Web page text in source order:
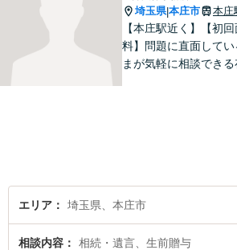
埼玉県|本庄市 本庄
【本庄駅近く】【初
料】問題に直面してい
まが気軽に相談できる
相談ください。
エリア 埼玉県、本庄市
相談内容 相続・遺言、生前贈与